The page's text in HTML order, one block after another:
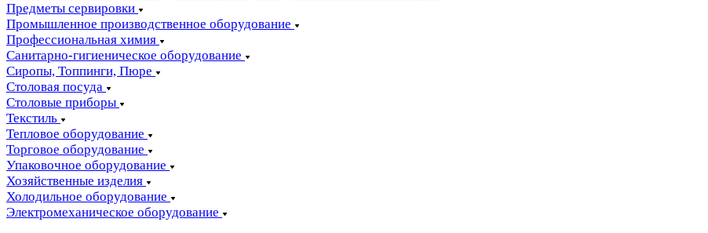
Предметы сервировки
Промышленное производственное оборудование
Профессиональная химия
Санитарно-гигиеническое оборудование
Сиропы, Топпинги, Пюре
Столовая посуда
Столовые приборы
Текстиль
Тепловое оборудование
Торговое оборудование
Упаковочное оборудование
Хозяйственные изделия
Холодильное оборудование
Электромеханическое оборудование